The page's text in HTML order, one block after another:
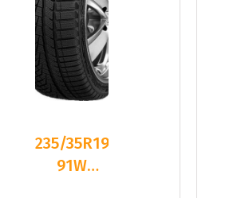
235/35R19
91W